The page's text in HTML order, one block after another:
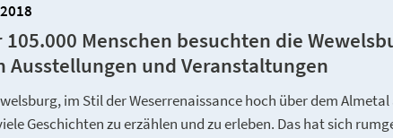
105.000 Menschen besuchten die
Ausstellungen und Veranstaltungen
im Stil der Weserrenaissance hoch über dem
Geschichten zu erzählen und zu erleben. Das hat sich